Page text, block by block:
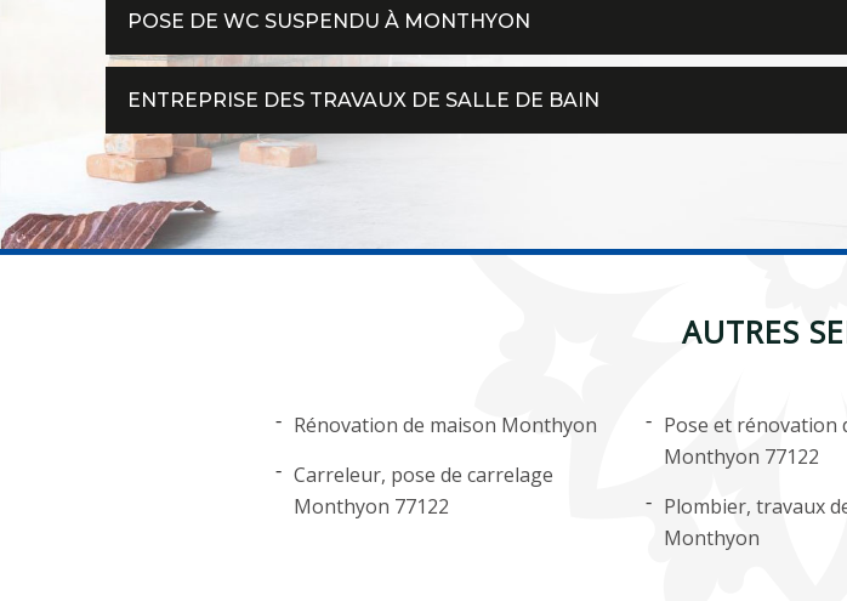
POSE DE WC SUSPENDU À MONTHYON
ENTREPRISE DES TRAVAUX DE SALLE DE BAIN
AUTRES
Rénovation de maison Monthyon
Carreleur, pose de carrelage
Monthyon 77122
Pose et rénovation
Monthyon 77122
Plombier, travaux
Monthyon